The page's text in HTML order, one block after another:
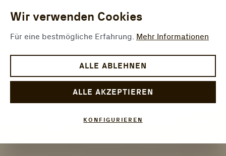
Wir verwenden Cookies
Für eine bestmögliche Erfahrung. Mehr Informationen
ALLE ABLEHNEN
ALLE AKZEPTIEREN
KONFIGURIEREN